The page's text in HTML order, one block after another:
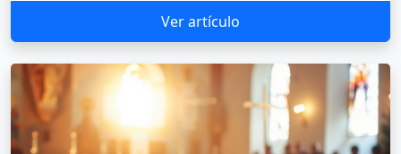
Ver artículo